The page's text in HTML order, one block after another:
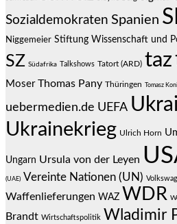
Sozialdemokraten Spanien
Niggemeier Stiftung Wissenschaft und
SZ Südafrika Talkshows Tatort (ARD) taz
Moser Thomas Pany Thüringen Tomasz
uebermedien.de UEFA
Ukrainekrieg Ulrich Horn
Ungarn Ursula von der Leyen
(UAE) Vereinte Nationen (UN)
Waffenlieferungen WAZ WDR
Brandt Wirtschaftspolitik Wladimir